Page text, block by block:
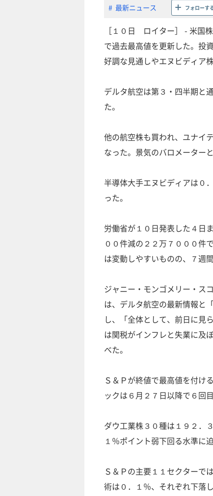
最新ニュース フォローす
［１０日 ロイター］ - 米国
で過去最高値を更新した。投
好調な見通しやエヌビディア
デルタ航空は第３・四半期と
た。
他の航空株も買われ、ユナイ
なった。景気のバロメーター
半導体大手エヌビディアは０
った。
労働省が１０日発表した４日
００件減の２２万７０００件
は変動しやすいものの、７週
ジャニー・モンゴメリー・ス
は、デルタ航空の最新情報と
し、「全体として、前日に見
は関税がインフレと失業に及
べた。
Ｓ＆Ｐが終値で最高値を付け
ックは６月２７日以降で６回
ダウ工業株３０種は１９２．
１％ポイント弱下回る水準に迫
Ｓ＆Ｐの主要１１セクターで
術は０．１％、それぞれ下落し